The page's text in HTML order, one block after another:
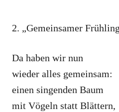
2. „Gemeinsamer Frühling
Da haben wir nun
wieder alles gemeinsam:
einen singenden Baum
mit Vögeln statt Blättern,